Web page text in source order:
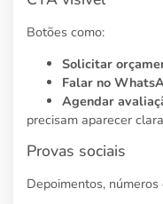
Botões como:
Solicitar
Falar no
Agendar
precisam aparecer
Provas sociais
Depoimentos,